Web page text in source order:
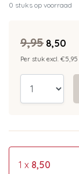
0 stuks op voorraad
9,95 8,50
Per stuk excl. €5,95
1 x 8,50